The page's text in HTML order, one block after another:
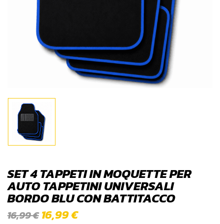
SET 4 TAPPETI IN MOQUETTE PER
AUTO TAPPETINI UNIVERSALI
BORDO BLU CON BATTITACCO
16,99€ 16,99€